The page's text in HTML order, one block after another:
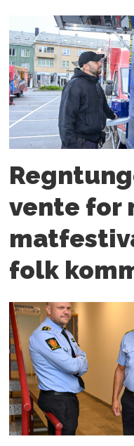
vente for
folk